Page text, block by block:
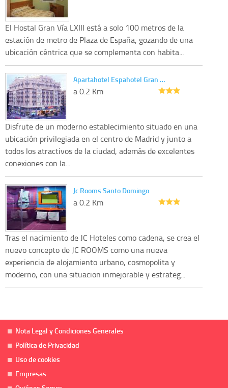
El Hostal Gran Vía LXIII está a solo 100 metros de la
estación de metro de Plaza de España, gozando de una
ubicación céntrica que se complementa con habita...
Apartahotel Espahotel Gran …
a 0.2 Km
Disfrute de un moderno establecimiento situado en una
ubicación privilegiada en el centro de Madrid y junto a
todos los atractivos de la ciudad, además de excelentes
conexiones con la...
Jc Rooms Santo Domingo
a 0.2 Km
Tras el nacimiento de JC Hoteles como cadena, se crea el
nuevo concepto de JC ROOMS como una nueva
experiencia de alojamiento urbano, cosmopolita y
moderno, con una situacion inmejorable y estrateg...
Nota Legal y Condiciones Generales
Política de Privacidad
Uso de cookies
Empresas